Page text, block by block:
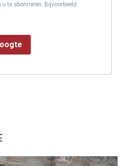
te abonneren. Bijvoorbeeld: